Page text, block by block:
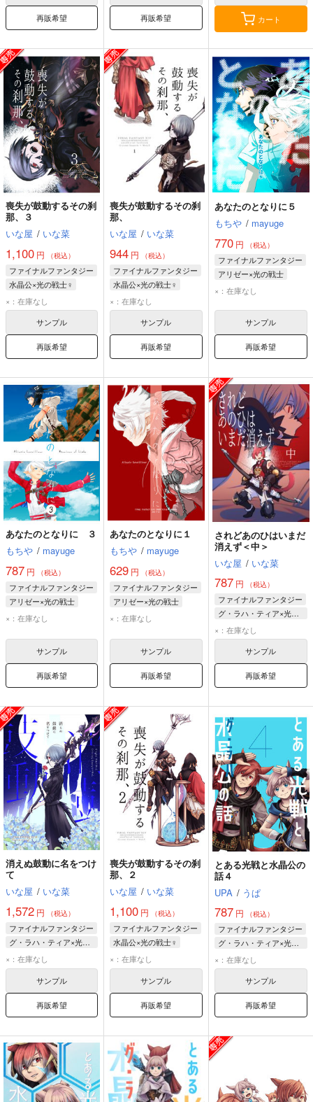
再販希望 再販希望 カート
喪失が鼓動するその刹
那、３
いな屋 / いな菜
1,100 円 （税込）
ファイナルファンタジー
水晶公×光の戦士♀
水晶公
光の戦士♀
×：在庫なし
サンプル
再販希望
喪失が鼓動するその刹
那、
いな屋 / いな菜
944 円 （税込）
ファイナルファンタジー
水晶公×光の戦士♀
光の戦士♀
×：在庫なし
サンプル
再販希望
あなたのとなりに５
もちや / mayuge
770円 （税込）
ファイナルファンタジー
アリゼー×光の戦士
アリゼー・ルヴェユール
×：在庫なし
サンプル
再販希望
あなたのとなりに ３
もちや / mayuge
787 円 （税込）
ファイナルファンタジー
アリゼー×光の戦士
アリゼー
×：在庫なし
サンプル
再販希望
あなたのとなりに１
もちや / mayuge
629 円 （税込）
ファイナルファンタジー
アリゼー×光の戦士
アリゼー・ルヴェユール
×：在庫なし
サンプル
再販希望
されどあのひはいまだ
消えず＜中＞
いな屋 / いな菜
787円 （税込）
ファイナルファンタジー
グ・ラハ・ティア×光の戦士♀
グ・ラハ・ティア
光の戦士♀
×：在庫なし
サンプル
再販希望
消えぬ鼓動に名をつけ
て
いな屋 / いな菜
1,572 円 （税込）
ファイナルファンタジー
グ・ラハ・ティア×光の戦士♀
光の戦士♀
グ・ラハ・ティア
×：在庫なし
サンプル
再販希望
喪失が鼓動するその刹
那、２
いな屋 / いな菜
1,100 円 （税込）
ファイナルファンタジー
水晶公×光の戦士♀
水晶公
光の戦士♀
×：在庫なし
サンプル
再販希望
とある光戦と水晶公の
話４
UPA / うぱ
787円 （税込）
ファイナルファンタジー
グ・ラハ・ティア×光の戦士♀
グ・ラハ・ティア
水晶公
光の戦士♀
×：在庫なし
サンプル
再販希望